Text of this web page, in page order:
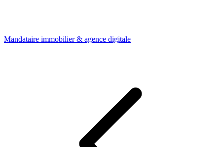
Mandataire immobilier & agence digitale